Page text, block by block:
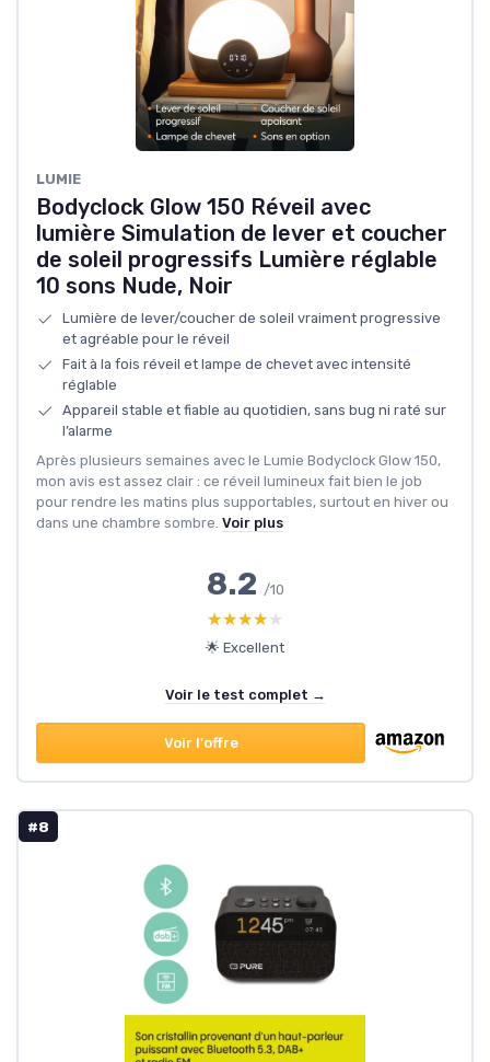
LUMIE
Bodyclock Glow 150 Réveil avec
lumière Simulation de lever et coucher
de soleil progressifs Lumière réglable
10 sons Nude, Noir
Lumière de lever/coucher de soleil vraiment progressive
et agréable pour le réveil
Fait à la fois réveil et lampe de chevet avec intensité
réglable
Appareil stable et fiable au quotidien, sans bug ni raté sur
l’alarme
Après plusieurs semaines avec le Lumie Bodyclock Glow 150,
mon avis est assez clair : ce réveil lumineux fait bien le job
pour rendre les matins plus supportables, surtout en hiver ou
dans une chambre sombre. Voir plus
8.2 /10
★★★★★
★★★★★
🌟 Excellent
Voir le test complet →
Voir l'offre
#8